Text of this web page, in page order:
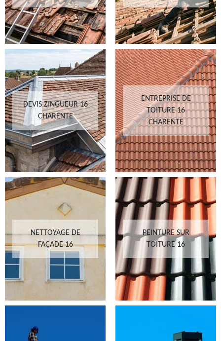
DEVIS ZINGUEUR 16
CHARENTE
ENTREPRISE DE
TOITURE 16
CHARENTE
NETTOYAGE DE
FAÇADE 16
PEINTURE SUR
TOITURE 16